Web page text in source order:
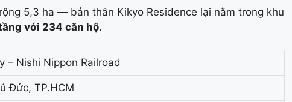
5,3 ha — bản thân Kikyo Residence lại nằm trong khu
với 234 căn hộ.
– Nishi Nippon Railroad
Đức, TP.HCM